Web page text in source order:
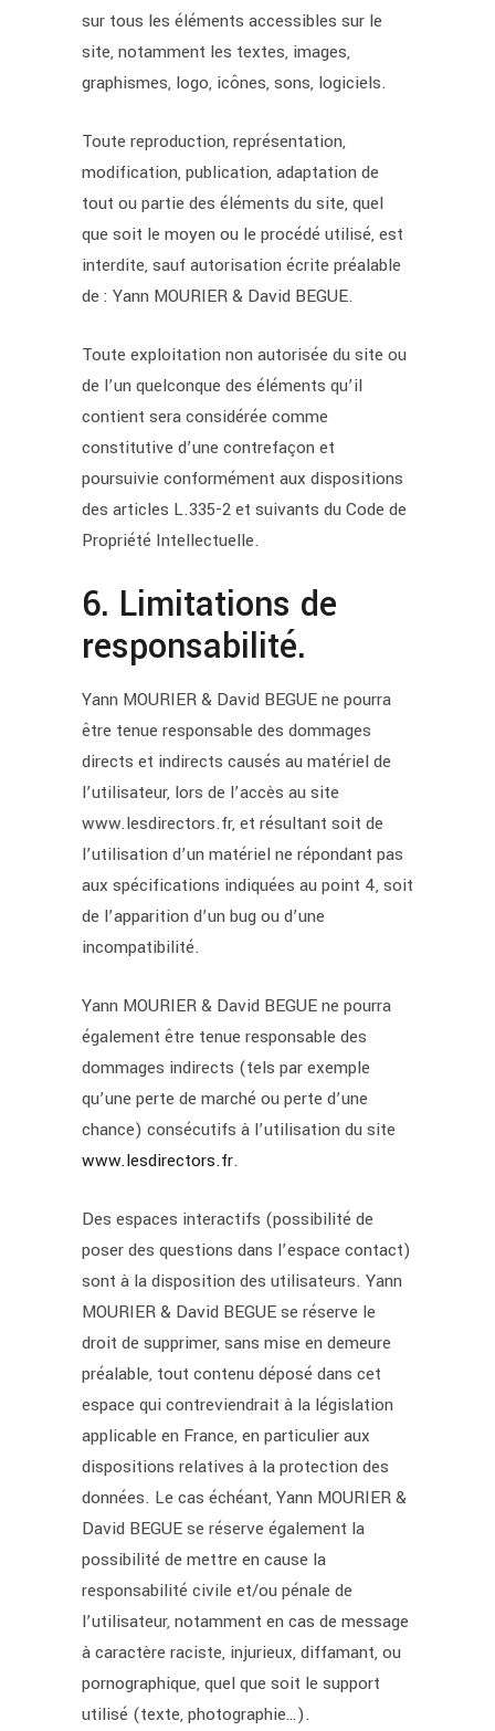
sur tous les éléments accessibles sur le
site, notamment les textes, images,
graphismes, logo, icônes, sons, logiciels.
Toute reproduction, représentation,
modification, publication, adaptation de
tout ou partie des éléments du site, quel
que soit le moyen ou le procédé utilisé, est
interdite, sauf autorisation écrite préalable
de : Yann MOURIER & David BEGUE.
Toute exploitation non autorisée du site ou
de l’un quelconque des éléments qu’il
contient sera considérée comme
constitutive d’une contrefaçon et
poursuivie conformément aux dispositions
des articles L.335-2 et suivants du Code de
Propriété Intellectuelle.
6. Limitations de
responsabilité.
Yann MOURIER & David BEGUE ne pourra
être tenue responsable des dommages
directs et indirects causés au matériel de
l’utilisateur, lors de l’accès au site
www.lesdirectors.fr, et résultant soit de
l’utilisation d’un matériel ne répondant pas
aux spécifications indiquées au point 4, soit
de l’apparition d’un bug ou d’une
incompatibilité.
Yann MOURIER & David BEGUE ne pourra
également être tenue responsable des
dommages indirects (tels par exemple
qu’une perte de marché ou perte d’une
chance) consécutifs à l’utilisation du site
www.lesdirectors.fr.
Des espaces interactifs (possibilité de
poser des questions dans l’espace contact)
sont à la disposition des utilisateurs. Yann
MOURIER & David BEGUE se réserve le
droit de supprimer, sans mise en demeure
préalable, tout contenu déposé dans cet
espace qui contreviendrait à la législation
applicable en France, en particulier aux
dispositions relatives à la protection des
données. Le cas échéant, Yann MOURIER &
David BEGUE se réserve également la
possibilité de mettre en cause la
responsabilité civile et/ou pénale de
l’utilisateur, notamment en cas de message
à caractère raciste, injurieux, diffamant, ou
pornographique, quel que soit le support
utilisé (texte, photographie…).